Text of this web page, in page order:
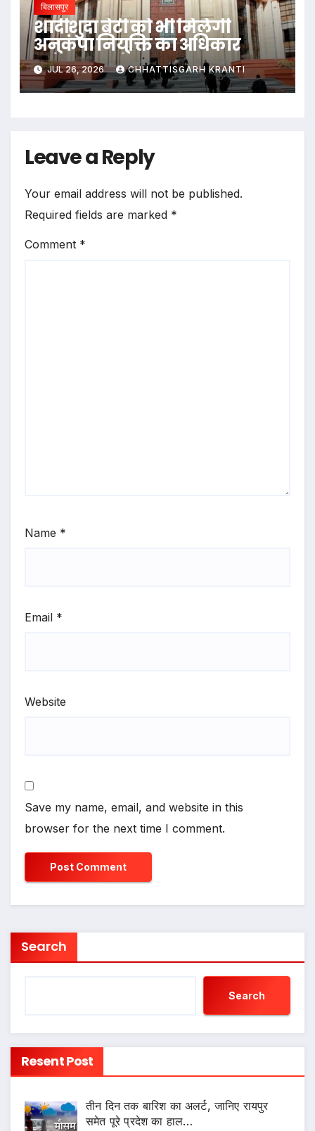
बिलासपुर
शादीशुदा बेटी को भी मिलेगी
अनुकंपा नियुक्ति का अधिकार
JUL 26, 2026 CHHATTISGARH KRANTI
Leave a Reply
Your email address will not be published.
Required fields are marked *
Comment *
Name *
Email *
Website
Save my name, email, and website in this
browser for the next time I comment.
Search
Search
Resent Post
तीन दिन तक बारिश का अलर्ट, जानिए रायपुर
समेत पूरे प्रदेश का हाल…